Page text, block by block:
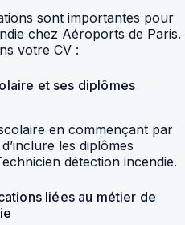
sont importantes pour
chez Aéroports de Paris.
votre CV :
et ses diplômes
en commençant par
les diplômes
détection incendie.
liées au métier de